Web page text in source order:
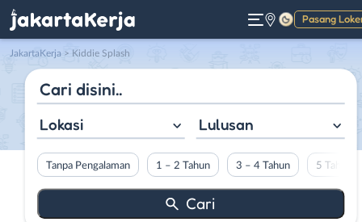
Pasang
Gelap
JakartaKerja > Kiddie Splash
Lokasi Lulusan
Tanpa Pengalaman 1 – 2 Tahun 3 – 4 Tahun 5 Tahun